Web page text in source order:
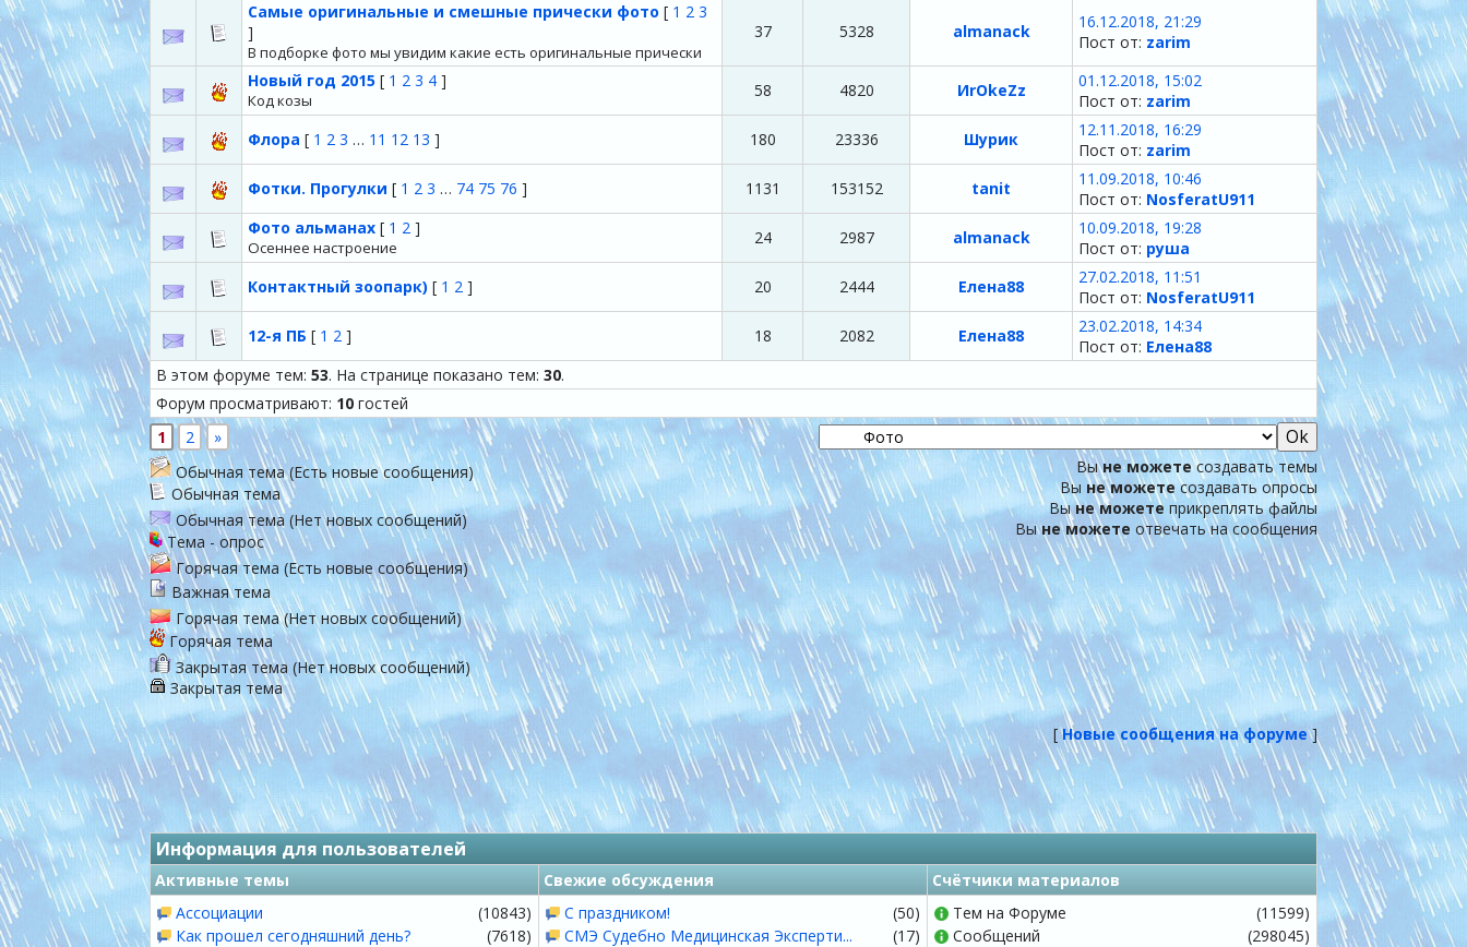
Самые оригинальные и смешные прически фото [ 1 2 3
]
В подборке фото мы увидим какие есть оригинальные прически
37 5328 almanack
16.12.2018, 21:29
Пост от: zarim
Новый год 2015 [ 1 2 3 4 ]
Код козы 58 4820 ИrОkеZz
01.12.2018, 15:02
Пост от: zarim
Флора [ 1 2 3 … 11 12 13 ] 180 23336 Шурик
12.11.2018, 16:29
Пост от: zarim
Фотки. Прогулки [ 1 2 3 … 74 75 76 ] 1131 153152 tanit
11.09.2018, 10:46
Пост от: NosferatU911
Фото альманах [ 1 2 ]
Осеннее настроение 24 2987 almanack
10.09.2018, 19:28
Пост от: руша
Контактный зоопарк) [ 1 2 ] 20 2444 Елена88
27.02.2018, 11:51
Пост от: NosferatU911
12-я ПБ [ 1 2 ] 18 2082 Елена88
23.02.2018, 14:34
Пост от: Елена88
В этом форуме тем: 53. На странице показано тем: 30.
Форум просматривают: 10 гостей
1
2
»
Обычная тема (Есть новые сообщения)
Обычная тема
Обычная тема (Нет новых сообщений)
Тема - опрос
Горячая тема (Есть новые сообщения)
Важная тема
Горячая тема (Нет новых сообщений)
Горячая тема
Закрытая тема (Нет новых сообщений)
Закрытая тема
Выне можетесоздавать темы
Вы не можете создавать опросы
Выне можете прикреплять файлы
Выне можете отвечать на сообщения
[Новые сообщения на форуме]
Информация для пользователей
Активные темы Свежие обсуждения
Счётчики материалов
Ассоциации
(10843)
Как прошел сегодняшний день?
(7618)
С праздником!
(50)
СМЭ Судебно Медицинская Эксперти...
(17)
Тем на Форуме
(11599)
Сообщений
(298045)